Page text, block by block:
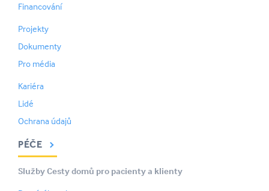
Financování
Projekty
Dokumenty
Pro média
Kariéra
Lidé
Ochrana údajů
PÉČE
Služby Cesty domů pro pacienty a klienty